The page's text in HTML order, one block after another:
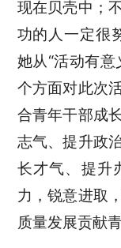
现在贝壳中；
功的人一定很
她从“活动有
个方面对此次
合青年干部成
志气、提升政
长才气、提升
力，锐意进取
质量发展贡献